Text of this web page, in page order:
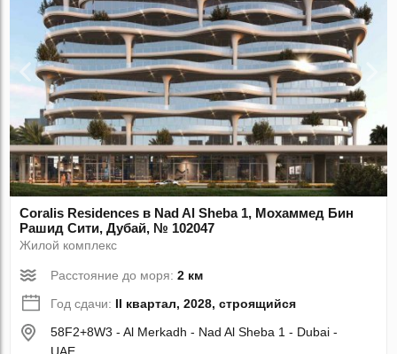
Coralis Residences в Nad Al Sheba 1, Мохаммед Бин
Рашид Сити, Дубай, № 102047
Жилой комплекс
Расстояние до моря:2 км
Год сдачи: II квартал, 2028, строящийся
58F2+8W3 - Al Merkadh - Nad Al Sheba 1 - Dubai -